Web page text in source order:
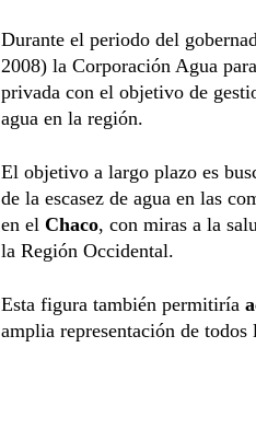
Durante el periodo del
2008) la Corporación Agua
privada con el objetivo de
agua en la región.
El objetivo a largo plazo es
de la escasez de agua en las
en el Chaco, con miras a la
la Región Occidental.
Esta figura también permitiría
amplia representación de todos